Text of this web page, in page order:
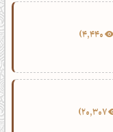
20,307